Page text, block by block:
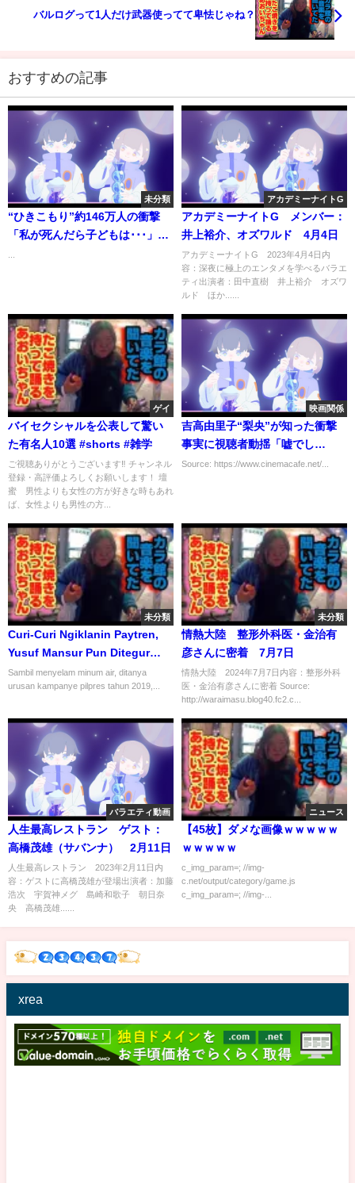
バルログって1人だけ武器使ってて卑怯じゃね？
おすすめの記事
未分類
“ひきこもり”約146万人の衝撃
「私が死んだら子どもは･･･」年
...
アカデミーナイトG
アカデミーナイトG メンバー：
井上裕介、オズワルド 4月4日
アカデミーナイトG 2023年4月4日内
容：深夜に極上のエンタメを学べるバラエ
ティ出演者：田中直樹 井上裕介 オズワ
ルド ほか......
ゲイ
バイセクシャルを公表して驚い
た有名人10選 #shorts #雑学
ご視聴ありがとうございます‼︎ チャンネル
登録・高評価よろしくお願いします！ 壇
蜜 男性よりも女性の方が好きな時もあれ
ば、女性よりも男性の方...
映画関係
吉高由里子“梨央”が知った衝撃
事実に視聴者動揺「嘘でし
ょ」、井浦新“加瀬”に「カッコ
Source: https://www.cinemacafe.net/...
未分類
Curi-Curi Ngiklanin Paytren,
Yusuf Mansur Pun Ditegur
Najwa Shihab! #Short
Sambil menyelam minum air, ditanya
urusan kampanye pilpres tahun 2019,...
未分類
情熱大陸 整形外科医・金治有
彦さんに密着 7月7日
情熱大陸 2024年7月7日内容：整形外科
医・金治有彦さんに密着 Source:
http://waraimasu.blog40.fc2.c...
バラエティ動画
人生最高レストラン ゲスト：
高橋茂雄（サバンナ） 2月11日
人生最高レストラン 2023年2月11日内
容：ゲストに高橋茂雄が登場出演者：加藤
浩次 宇賀神メグ 島崎和歌子 朝日奈
央 高橋茂雄......
ニュース
【45枚】ダメな画像ｗｗｗｗｗ
ｗｗｗｗｗ
c_img_param=; //img-
c.net/output/category/game.js
c_img_param=; //img-...
xrea